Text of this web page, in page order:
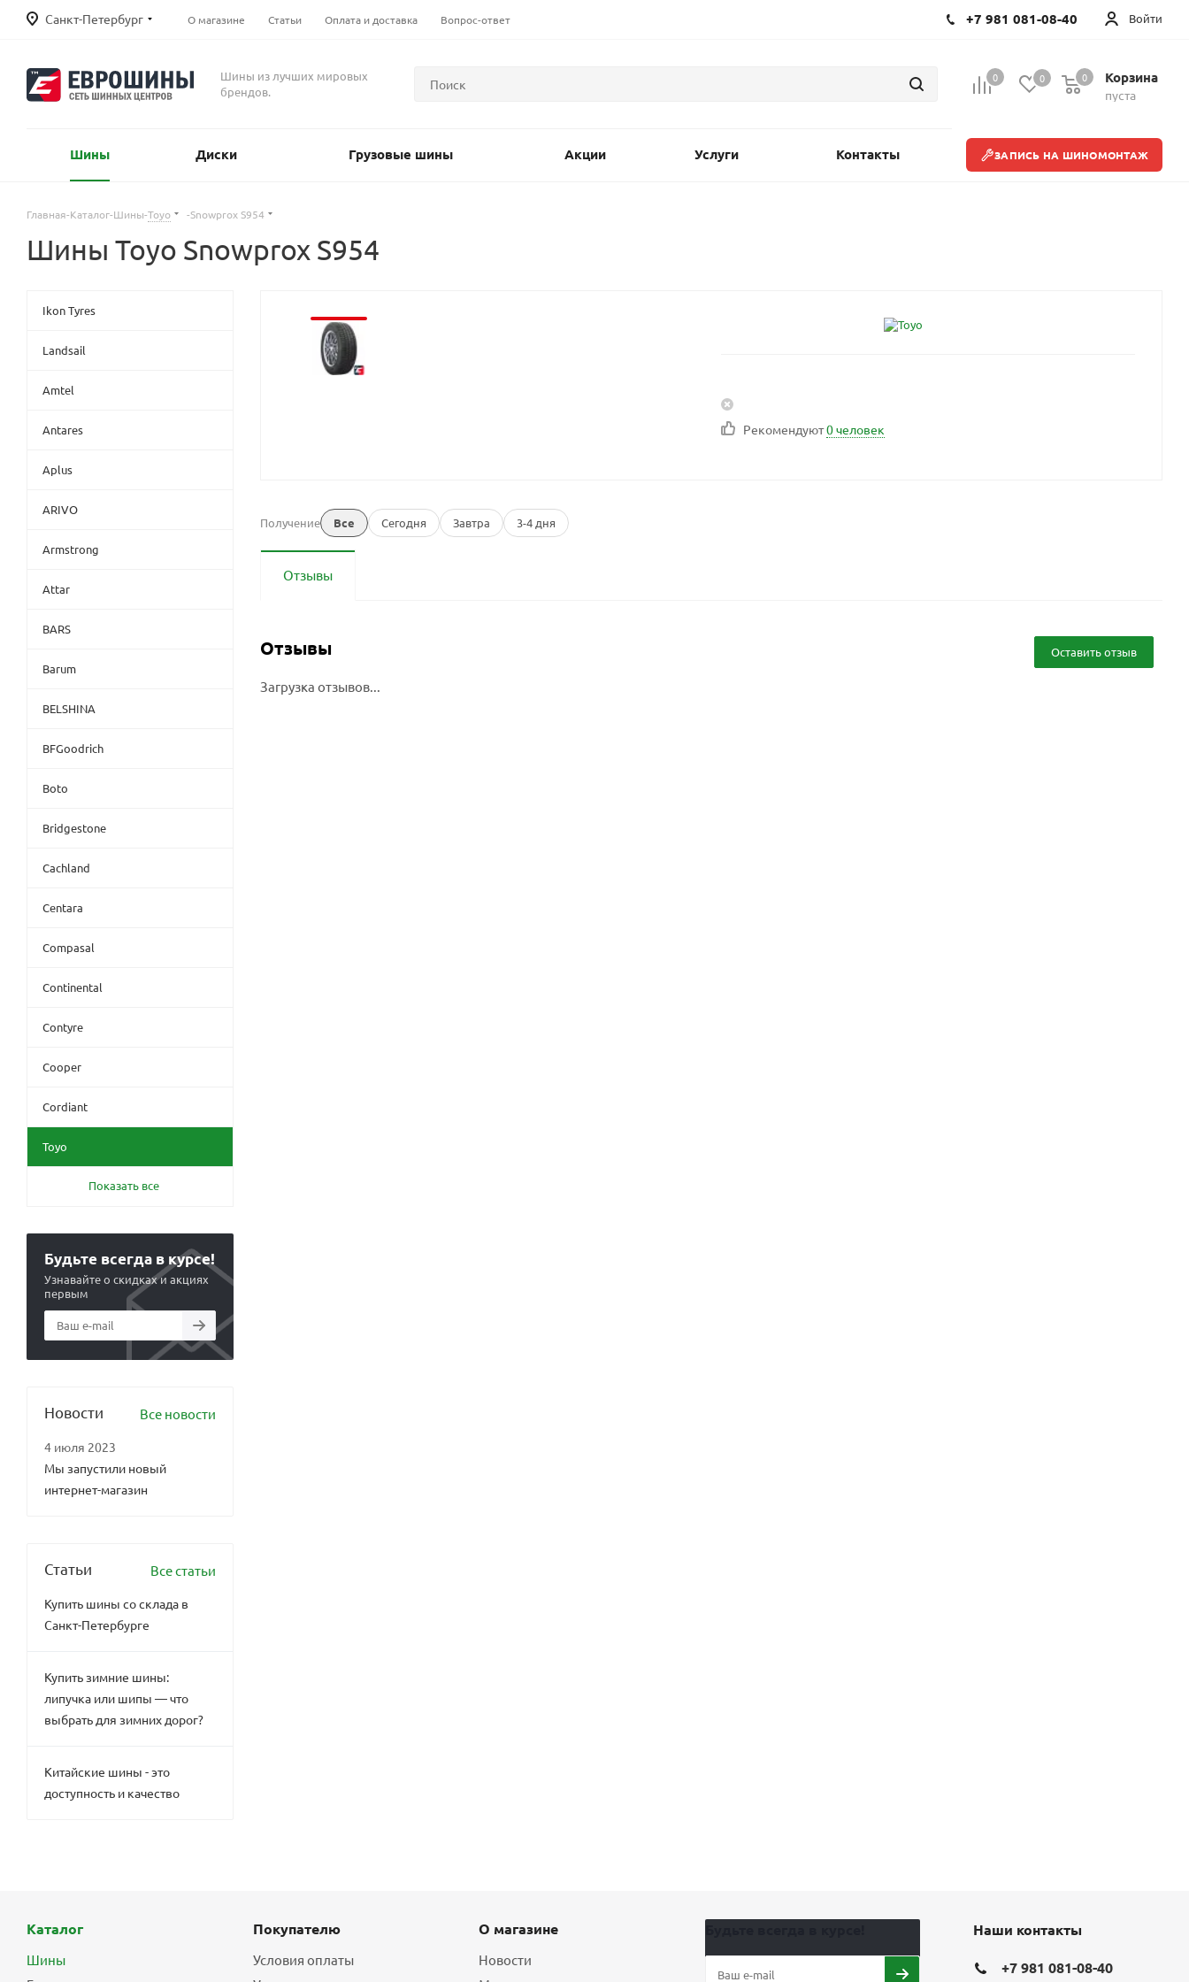
Санкт-Петербург О магазине Статьи Оплата и доставка Вопрос-ответ Войти
+7 981 081-08-40
Шины из лучших мировых
брендов.
0 0 Корзина
пуста
0
Шины Диски Грузовые шины Акции Услуги Контакты ЗАПИСЬ НА ШИНОМОНТАЖ
Главная-Каталог-Шины-Toyo -Snowprox S954
Шины Toyo Snowprox S954
Рекомендуют0 человек
Получение Все Сегодня Завтра 3-4 дня
Отзывы
Отзывы Оставить отзыв
Загрузка отзывов...
Ikon Tyres
Landsail
Amtel
Antares
Aplus
ARIVO
Armstrong
Attar
BARS
Barum
BELSHINA
BFGoodrich
Boto
Bridgestone
Cachland
Centara
Compasal
Continental
Contyre
Cooper
Cordiant
Toyo
Показать все
Будьте всегда в курсе!
Узнавайте о скидках и акциях
первым
Новости Все новости
4 июля 2023
Мы запустили новый
интернет-магазин
Статьи Все статьи
Купить шины со склада в
Санкт-Петербурге
Купить зимние шины:
липучка или шипы — что
выбрать для зимних дорог?
Китайские шины - это
доступность и качество
Каталог
Шины
Покупателю
Условия оплаты
О магазине
Новости
Наши контакты
+7 981 081-08-40